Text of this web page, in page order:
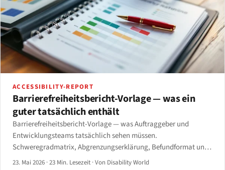
ACCESSIBILITY-REPORT
Barrierefreiheitsbericht-Vorlage — was ein
guter tatsächlich enthält
Barrierefreiheitsbericht-Vorlage — was Auftraggeber und
Entwicklungsteams tatsächlich sehen müssen.
Schweregradmatrix, Abgrenzungserklärung, Befundformat und
eine herunterladbare Vorlagenstruktur für 2026.
23. Mai 2026 ·23 Min. Lesezeit ·Von Disability World